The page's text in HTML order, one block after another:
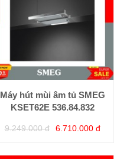
Máy hút mùi âm tủ SMEG
KSET62E 536.84.832
9.249.000 đ 6.710.000 đ